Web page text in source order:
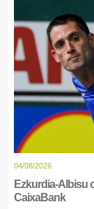
04/08/2026
Ezkurdia-Albisu
CaixaBank